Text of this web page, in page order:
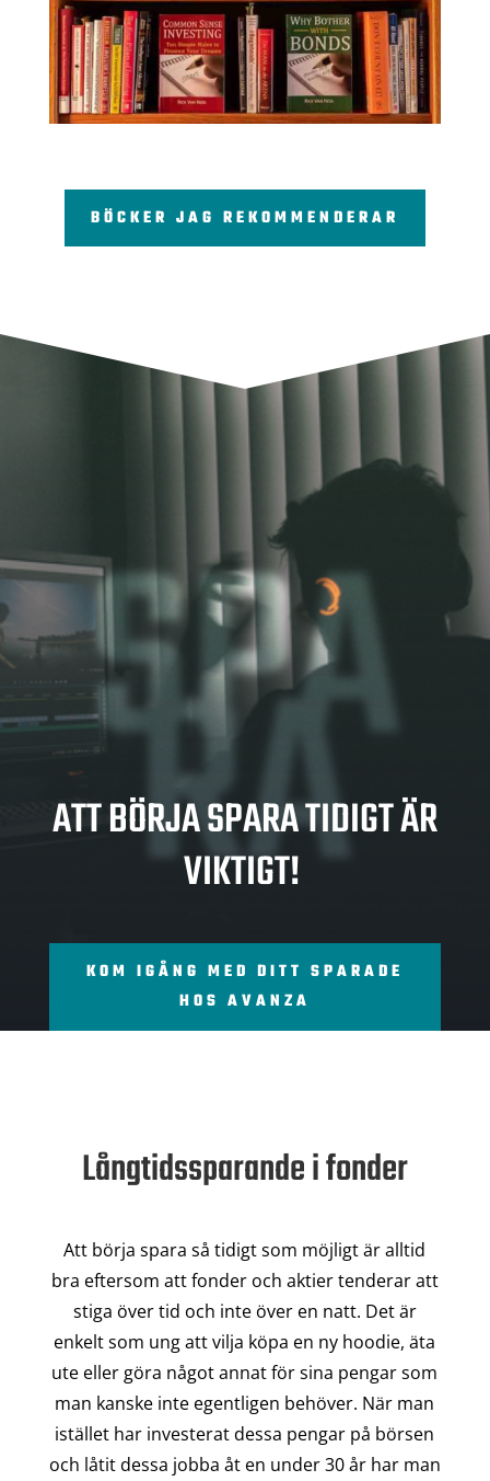
BÖCKER JAG REKOMMENDERAR
SPA
RA
ATT BÖRJA SPARA TIDIGT ÄR
VIKTIGT!
KOM IGÅNG MED DITT SPARADE
HOS AVANZA
Långtidssparande i fonder
Att börja spara så tidigt som möjligt är alltid
bra eftersom att fonder och aktier tenderar att
stiga över tid och inte över en natt. Det är
enkelt som ung att vilja köpa en ny hoodie, äta
ute eller göra något annat för sina pengar som
man kanske inte egentligen behöver. När man
istället har investerat dessa pengar på börsen
och låtit dessa jobba åt en under 30 år har man